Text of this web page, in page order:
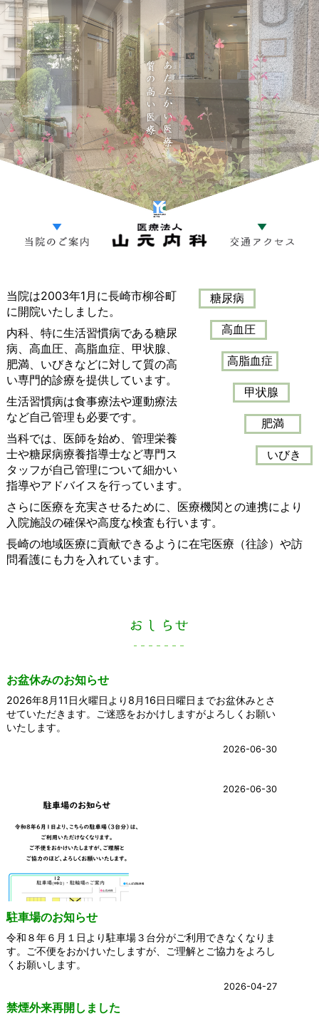
糖尿病
高血圧
高脂血症
甲状腺
肥満
いびき
当院は2003年1月に長崎市柳谷町
に開院いたしました。
内科、特に生活習慣病である糖尿
病、高血圧、高脂血症、甲状腺、
肥満、いびきなどに対して質の高
い専門的診療を提供しています。
生活習慣病は食事療法や運動療法
など自己管理も必要です。
当科では、医師を始め、管理栄養
士や糖尿病療養指導士など専門ス
タッフが自己管理について細かい
指導やアドバイスを行っています。
さらに医療を充実させるために、医療機関との連携により
入院施設の確保や高度な検査も行います。
長崎の地域医療に貢献できるように在宅医療（往診）や訪
問看護にも力を入れています。
お盆休みのお知らせ
2026年8月11日火曜日より8月16日日曜日までお盆休みとさ
せていただきます。ご迷惑をおかけしますがよろしくお願い
いたします。
2026-06-30
2026-06-30
駐車場のお知らせ
令和８年６月１日より駐車場３台分がご利用できなくなりま
す。ご不便をおかけいたしますが、ご理解とご協力をよろし
くお願いします。
2026-04-27
禁煙外来再開しました